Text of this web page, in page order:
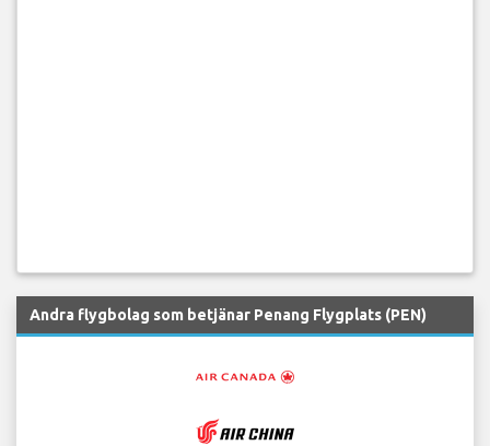
Andra flygbolag som betjänar Penang Flygplats (PEN)